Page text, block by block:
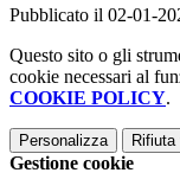
Pubblicato il 02-01-
Questo sito o gli
cookie necessari al
COOKIE POLICY.
Personalizza Rifiuta
Gestione cookie